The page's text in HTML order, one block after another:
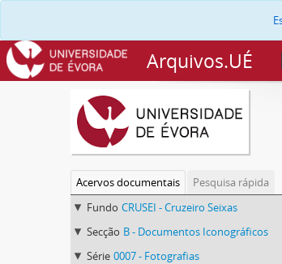
Arquivos.UÉ
Acervos documentais
Pesquisa rápida
Fundo CRUSEI - Cruzeiro Seixas
Secção B - Documentos Iconográficos
Série 0007 - Fotografias